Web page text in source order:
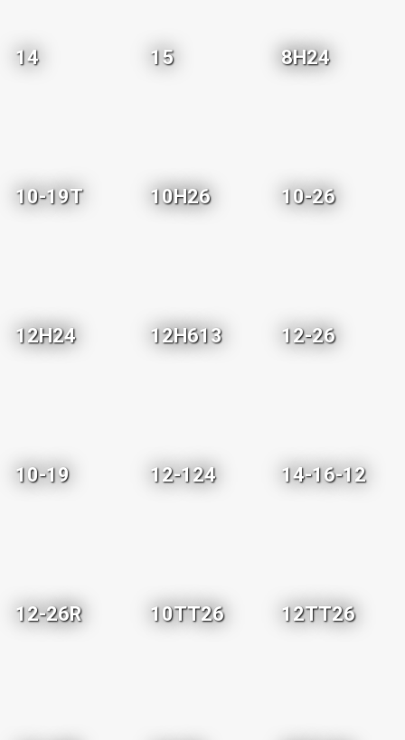
14 15 8H24
10-19T 10H26 10-26
12H24 12H613 12-26
10-19 12-124 14-16-12
12-26R 10TT26 12TT26